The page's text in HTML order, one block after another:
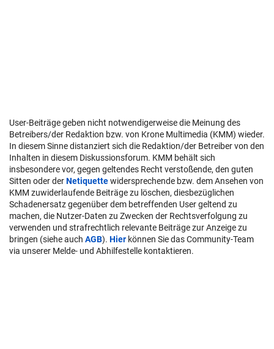
User-Beiträge geben nicht notwendigerweise die Meinung des
Betreibers/der Redaktion bzw. von Krone Multimedia (KMM) wieder.
In diesem Sinne distanziert sich die Redaktion/der Betreiber von den
Inhalten in diesem Diskussionsforum. KMM behält sich
insbesondere vor, gegen geltendes Recht verstoßende, den guten
Sitten oder derNetiquettewidersprechende bzw. dem Ansehen von
KMM zuwiderlaufende Beiträge zu löschen, diesbezüglichen
Schadenersatz gegenüber dem betreffenden User geltend zu
machen, die Nutzer-Daten zu Zwecken der Rechtsverfolgung zu
verwenden und strafrechtlich relevante Beiträge zur Anzeige zu
bringen (siehe auch AGB). Hier können Sie das Community-Team
via unserer Melde- und Abhilfestelle kontaktieren.